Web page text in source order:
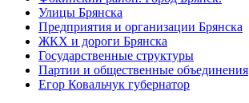
Улицы Брянска
Предприятия и организации Брянска
ЖКХ и дороги Брянска
Государственные структуры
Партии и общественные объединения
Егор Ковальчук губернатор